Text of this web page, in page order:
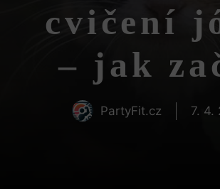
cvičení
– jak
PartyFit.cz 7. 4.